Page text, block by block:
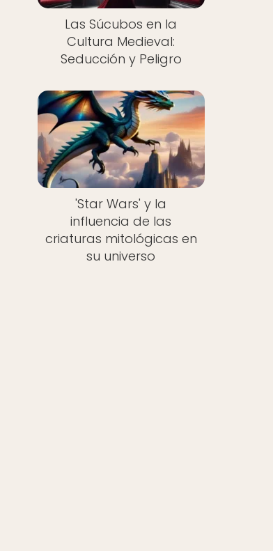
Las Súcubos en la
Cultura Medieval:
Seducción y Peligro
'Star Wars' y la
influencia de las
criaturas mitológicas en
su universo